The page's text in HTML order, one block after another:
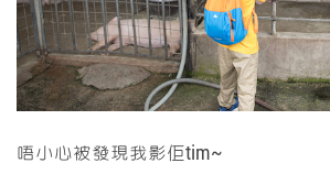
唔小心被發現我影佢tim~